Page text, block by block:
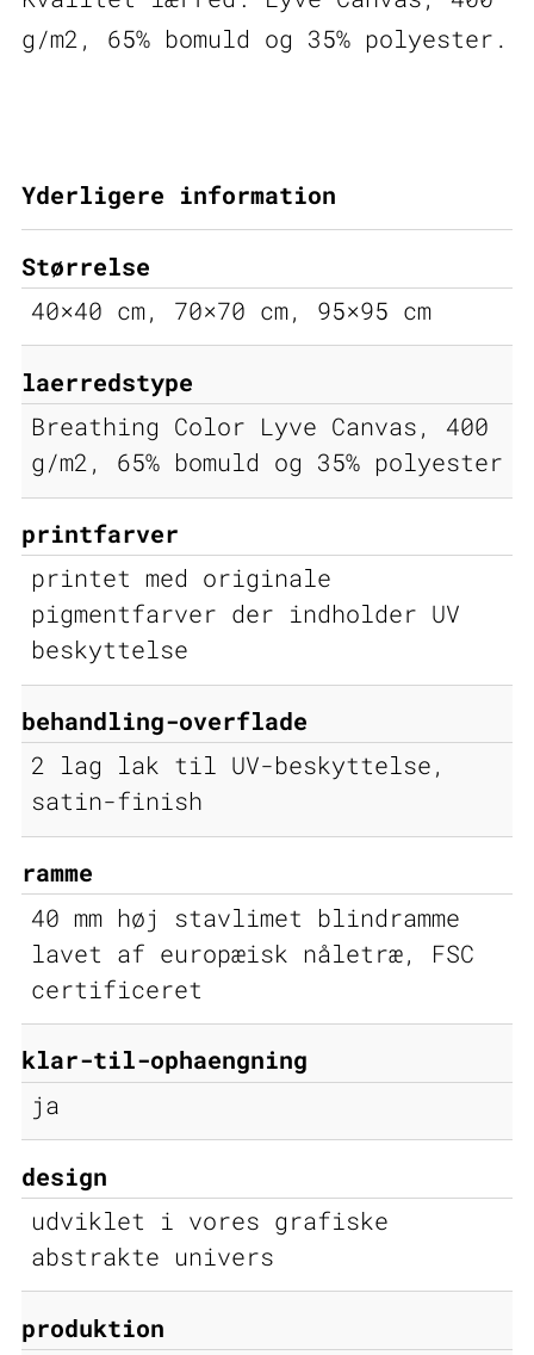
g/m2, 65% bomuld og 35% polyester.
Yderligere information
Størrelse
40×40 cm, 70×70 cm, 95×95 cm
laerredstype
Breathing Color Lyve Canvas, 400
g/m2, 65% bomuld og 35% polyester
printfarver
printet med originale
pigmentfarver der indholder UV
beskyttelse
behandling-overflade
2 lag lak til UV-beskyttelse,
satin-finish
ramme
40 mm høj stavlimet blindramme
lavet af europæisk nåletræ, FSC
certificeret
klar-til-ophaengning
ja
design
udviklet i vores grafiske
abstrakte univers
produktion